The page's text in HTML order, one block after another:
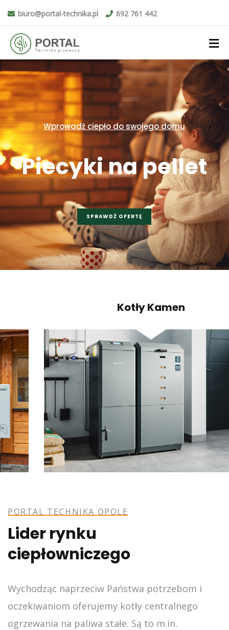
biuro@portal-technika.pl 692 761 442
SPRAWDŹ OFERTĘ
Wprowadź ciepło do swojego domu
Piecyki na pellet
Kotły Kamen
PORTAL TECHNIKA OPOLE
Lider rynku
ciepłowniczego
Wychodząc naprzeciw Państwa potrzebom i
oczekiwaniom oferujemy kotły centralnego
ogrzewania na paliwa stałe. Są to m.in.